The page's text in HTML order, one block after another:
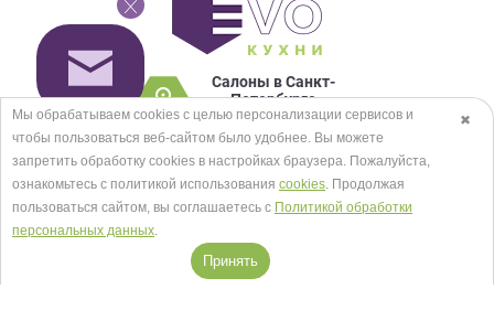
Салоны в Санкт-
Петербурге
Посмотреть на карте
+7 (812) 467-93-30
Заказать звонок
✖
Мы обрабатываем cookies с целью персонализации сервисов и
чтобы пользоваться веб-сайтом было удобнее. Вы можете
запретить обработку сookies в настройках браузера. Пожалуйста,
ознакомьтесь с политикой использования cookies. Продолжая
пользоваться сайтом, вы соглашаетесь с Политикой обработки
персональных данных.
Принять